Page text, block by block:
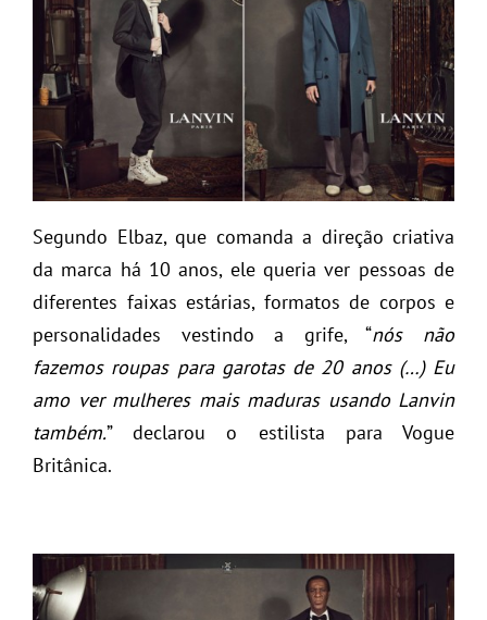
Segundo Elbaz, que comanda a direção criativa
da marca há 10 anos, ele queria ver pessoas de
diferentes faixas estárias, formatos de corpos e
personalidades vestindo a grife, “nós não
fazemos roupas para garotas de 20 anos (…) Eu
amo ver mulheres mais maduras usando Lanvin
também.” declarou o estilista para Vogue
Britânica.